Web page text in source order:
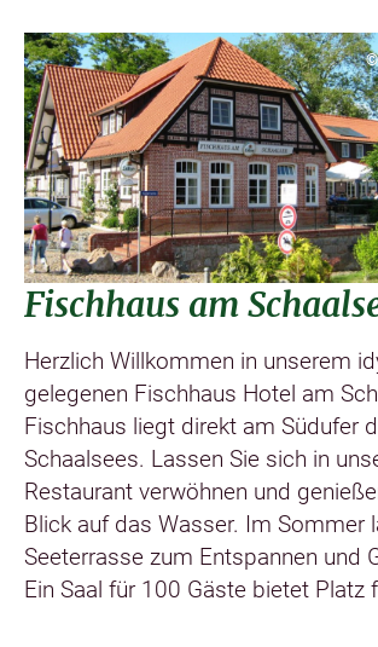
©
Fischhaus am
Herzlich Willkommen in unserem
gelegenen Fischhaus Hotel am
Fischhaus liegt direkt am Südufer
Schaalsees. Lassen Sie sich in
Restaurant verwöhnen und
Blick auf das Wasser. Im Sommer
Seeterrasse zum Entspannen und
Ein Saal für 100 Gäste bietet Platz